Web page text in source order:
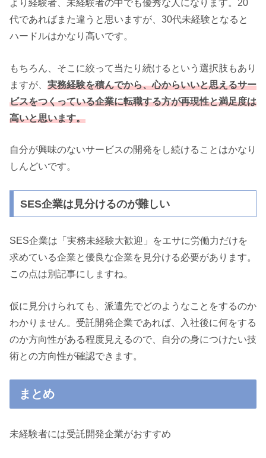
より経験者、未経験者の中でも優秀な人になります。 20
代であればまた違うと思いますが、 30代未経験となると
ハードルはかなり高いです。
もちろん、そこに絞って当たり続けるという選択肢もあり
ますが、 実務経験を積んでから、心からいいと思えるサー
ビスをつくっている企業に転職する方が再現性と満足度は
高いと思います。
自分が興味のないサービスの開発をし続けることはかなり
しんどいです。
SES企業は見分けるのが難しい
SES企業は「実務未経験大歓迎」をエサに労働力だけを
求めている企業と優良な企業を見分ける必要があります。
この点は別記事にしますね。
仮に見分けられても、派遣先でどのようなことをするのか
わかりません。受託開発企業であれば、入社後に何をする
のか方向性がある程度見えるので、自分の身につけたい技
術との方向性が確認できます。
まとめ
未経験者には受託開発企業がおすすめ